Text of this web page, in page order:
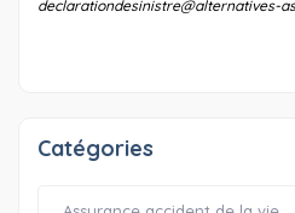
declarationdesinistre@alternatives-
Catégories